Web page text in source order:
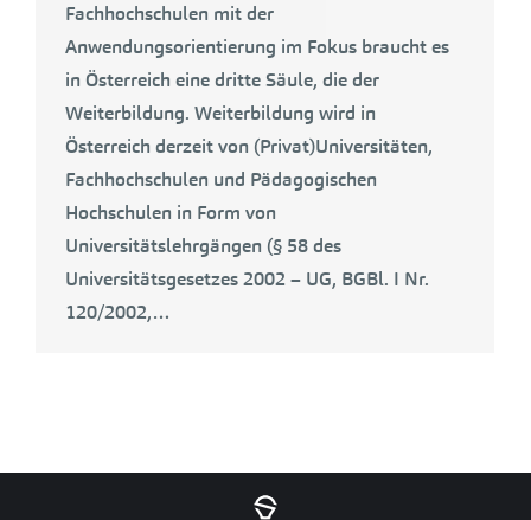
Fachhochschulen mit der
Anwendungsorientierung im Fokus braucht es
in Österreich eine dritte Säule, die der
Weiterbildung. Weiterbildung wird in
Österreich derzeit von (Privat)Universitäten,
Fachhochschulen und Pädagogischen
Hochschulen in Form von
Universitätslehrgängen (§ 58 des
Universitätsgesetzes 2002 – UG, BGBl. I Nr.
120/2002,…